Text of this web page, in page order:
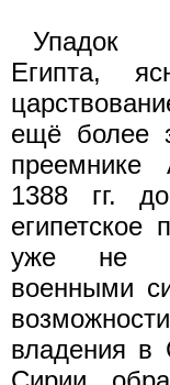
Упадок
Египта,
ещё более
1388 гг.
египетское
уже не
военными
владения в